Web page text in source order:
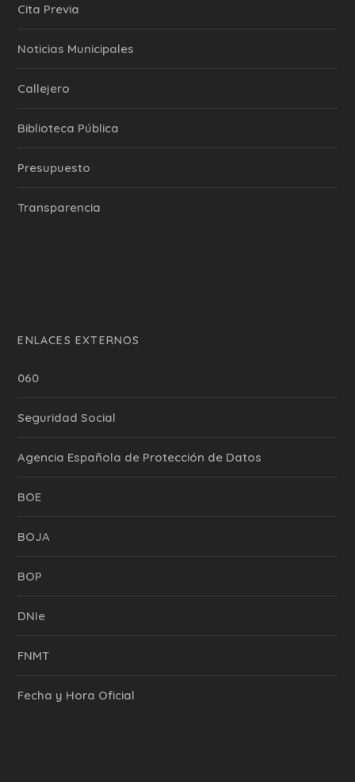
Cita Previa
‎Noticias Municipales
Callejero
Biblioteca Pública
Presupuesto
Transparencia
ENLACES EXTERNOS
060
Seguridad Social
Agencia Española de Protección de Datos
BOE
BOJA
BOP
DNIe
FNMT
Fecha y Hora Oficial